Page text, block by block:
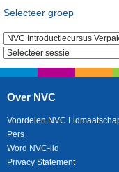
Selecteer groep
Over NVC
Voordelen NVC
Pers
Word NVC-lid
Privacy Statement